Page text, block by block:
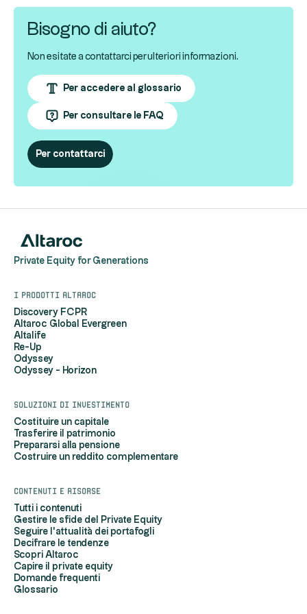
Bisogno di aiuto?
Non esitate a contattarci per ulteriori informazioni.
Per accedere al glossario
Per consultare le FAQ
Per contattarci
Private Equity for Generations
I prodotti Altaroc
Discovery FCPR
Altaroc Global Evergreen
Altalife
Re-Up
Odyssey
Odyssey - Horizon
Soluzioni di investimento
Costituire un capitale
Trasferire il patrimonio
Prepararsi alla pensione
Costruire un reddito complementare
Contenuti e risorse
Tutti i contenuti
Gestire le sfide del Private Equity
Seguire l'attualità dei portafogli
Decifrare le tendenze
Scopri Altaroc
Capire il private equity
Domande frequenti
Glossario